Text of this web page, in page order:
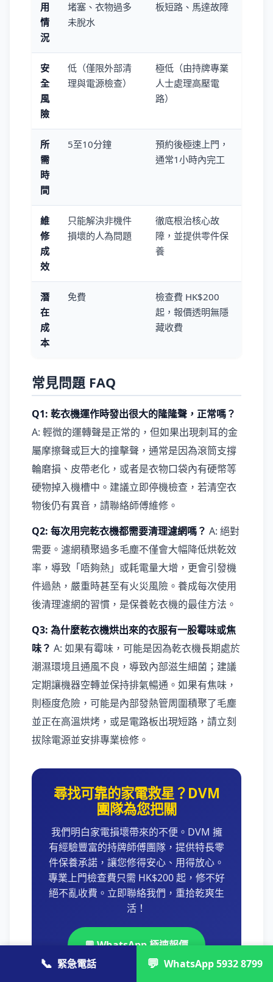
用
情
況
堵塞、衣物過多
未脫水
板短路、馬達故障
安
全
風
險
低（僅限外部清
理與電源檢查）
極低（由持牌專業
人士處理高壓電
路）
所
需
時
間
5至10分鐘
預約後極速上門，
通常1小時內完工
維
修
成
效
只能解決非機件
損壞的人為問題
徹底根治核心故
障，並提供零件保
養
潛
在
成
本
免費
檢查費 HK$200
起，報價透明無隱
藏收費
常見問題 FAQ
Q1: 乾衣機運作時發出很大的隆隆聲，正常嗎？
A: 輕微的運轉聲是正常的，但如果出現刺耳的金
屬摩擦聲或巨大的撞擊聲，通常是因為滾筒支撐
輪磨損、皮帶老化，或者是衣物口袋內有硬幣等
硬物掉入機槽中。建議立即停機檢查，若清空衣
物後仍有異音，請聯絡師傅維修。
Q2: 每次用完乾衣機都需要清理濾網嗎？ A: 絕對
需要。濾網積聚過多毛塵不僅會大幅降低烘乾效
率，導致「唔夠熱」或耗電量大增，更會引發機
件過熱，嚴重時甚至有火災風險。養成每次使用
後清理濾網的習慣，是保養乾衣機的最佳方法。
Q3: 為什麼乾衣機烘出來的衣服有一股霉味或焦
味？ A: 如果有霉味，可能是因為乾衣機長期處於
潮濕環境且通風不良，導致內部滋生細菌；建議
定期讓機器空轉並保持排氣暢通。如果有焦味，
則極度危險，可能是內部發熱管周圍積聚了毛塵
並正在高溫烘烤，或是電路板出現短路，請立刻
拔除電源並安排專業檢修。
尋找可靠的家電救星？DVM
團隊為您把關
我們明白家電損壞帶來的不便。DVM 擁
有經驗豐富的持牌師傅團隊，提供特長零
件保養承諾，讓您修得安心、用得放心。
專業上門檢查費只需 HK$200 起，修不好
絕不亂收費。立即聯絡我們，重拾乾爽生
活！
💬 WhatsApp 極速報價
📞 緊急電話 💬 WhatsApp 5932 8799